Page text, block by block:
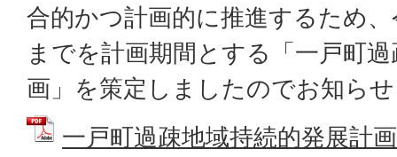
合的かつ計画的に推進するため
までを計画期間とする「一戸町
画」を策定しましたのでお知ら
一戸町過疎地域持続的発展計